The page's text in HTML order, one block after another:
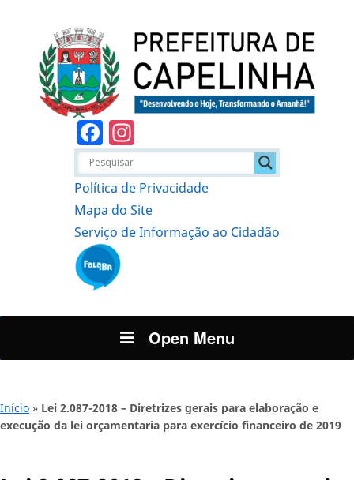
Facebook
Política de Privacidade
Mapa do Site
Serviço de Informação ao Cidadão
Open Menu
Início » Lei 2.087-2018 – Diretrizes gerais para elaboração e
execução da lei orçamentaria para exercício financeiro de 2019